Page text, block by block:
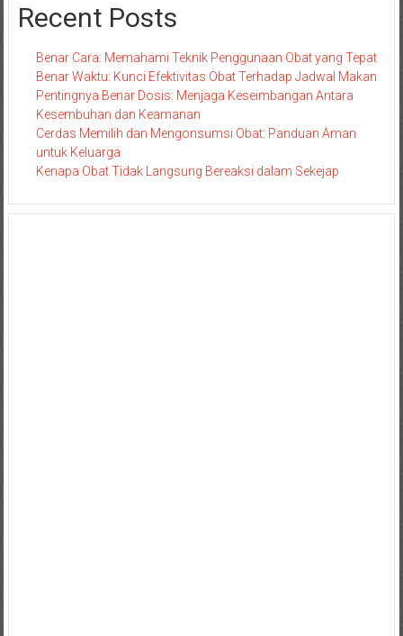
Recent Posts
Benar Cara: Memahami Teknik Penggunaan Obat yang Tepat
Benar Waktu: Kunci Efektivitas Obat Terhadap Jadwal Makan
Pentingnya Benar Dosis: Menjaga Keseimbangan Antara
Kesembuhan dan Keamanan
Cerdas Memilih dan Mengonsumsi Obat: Panduan Aman
untuk Keluarga
Kenapa Obat Tidak Langsung Bereaksi dalam Sekejap